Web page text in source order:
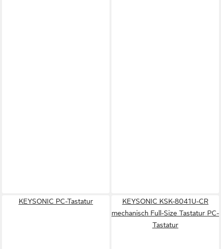
KEYSONIC PC-Tastatur
KEYSONIC KSK-8041U-CR
mechanisch Full-Size Tastatur PC-
Tastatur